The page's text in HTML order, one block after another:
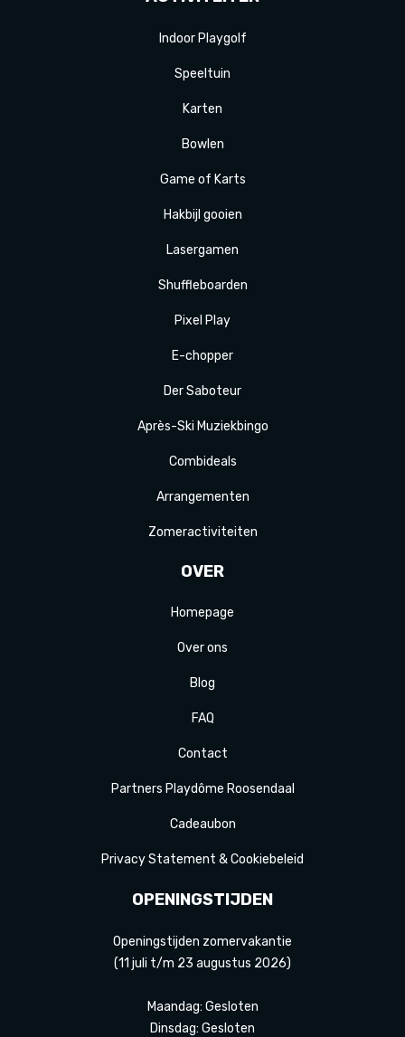
Indoor Playgolf
Speeltuin
Karten
Bowlen
Game of Karts
Hakbijl gooien
Lasergamen
Shuffleboarden
Pixel Play
E-chopper
DerSaboteur
Après-Ski Muziekbingo
Combideals
Arrangementen
Zomeractiviteiten
OVER
Homepage
Over ons
Blog
FAQ
Contact
Partners Playdôme Roosendaal
Cadeaubon
Privacy Statement & Cookiebeleid
OPENINGSTIJDEN
Openingstijden zomervakantie
(11 juli t/m 23 augustus 2026)
Maandag: Gesloten
Dinsdag: Gesloten